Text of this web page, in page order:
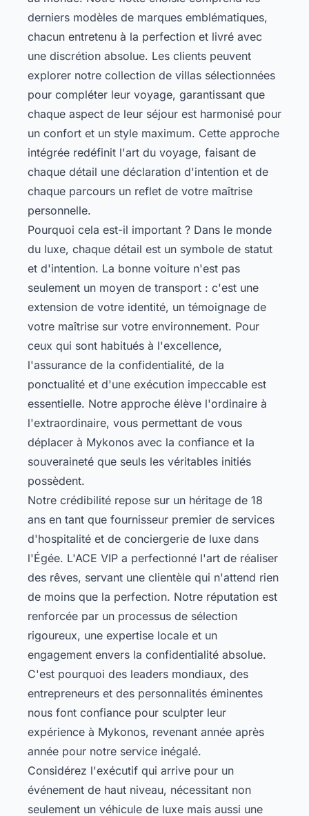
derniers modèles de marques emblématiques,
chacun entretenu à la perfection et livré avec
une discrétion absolue. Les clients peuvent
explorer notre collection de villas sélectionnées
pour compléter leur voyage, garantissant que
chaque aspect de leur séjour est harmonisé pour
un confort et un style maximum. Cette approche
intégrée redéfinit l'art du voyage, faisant de
chaque détail une déclaration d'intention et de
chaque parcours un reflet de votre maîtrise
personnelle.
Pourquoi cela est-il important ? Dans le monde
du luxe, chaque détail est un symbole de statut
et d'intention. La bonne voiture n'est pas
seulement un moyen de transport : c'est une
extension de votre identité, un témoignage de
votre maîtrise sur votre environnement. Pour
ceux qui sont habitués à l'excellence,
l'assurance de la confidentialité, de la
ponctualité et d'une exécution impeccable est
essentielle. Notre approche élève l'ordinaire à
l'extraordinaire, vous permettant de vous
déplacer à Mykonos avec la confiance et la
souveraineté que seuls les véritables initiés
possèdent.
Notre crédibilité repose sur un héritage de 18
ans en tant que fournisseur premier de services
d'hospitalité et de conciergerie de luxe dans
l'Égée. L'ACE VIP a perfectionné l'art de réaliser
des rêves, servant une clientèle qui n'attend rien
de moins que la perfection. Notre réputation est
renforcée par un processus de sélection
rigoureux, une expertise locale et un
engagement envers la confidentialité absolue.
C'est pourquoi des leaders mondiaux, des
entrepreneurs et des personnalités éminentes
nous font confiance pour sculpter leur
expérience à Mykonos, revenant année après
année pour notre service inégalé.
Considérez l'exécutif qui arrive pour un
événement de haut niveau, nécessitant non
seulement un véhicule de luxe mais aussi une